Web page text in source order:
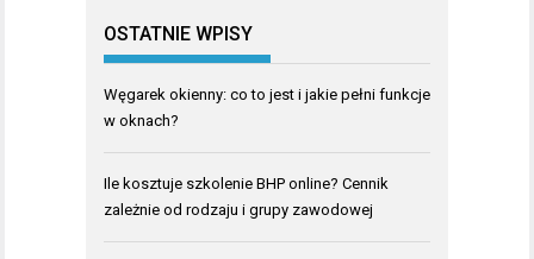
OSTATNIE WPISY
Węgarek okienny: co to jest i jakie pełni funkcje
w oknach?
Ile kosztuje szkolenie BHP online? Cennik
zależnie od rodzaju i grupy zawodowej